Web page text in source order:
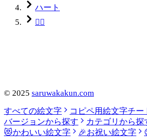
ハート
❤️‍🔥
© 2025 saruwakakun.com
すべての絵文字
コピペ用絵文字チー
バージョンから探す
カテゴリから探
😻かわいい絵文字 🎉お祝い絵文字